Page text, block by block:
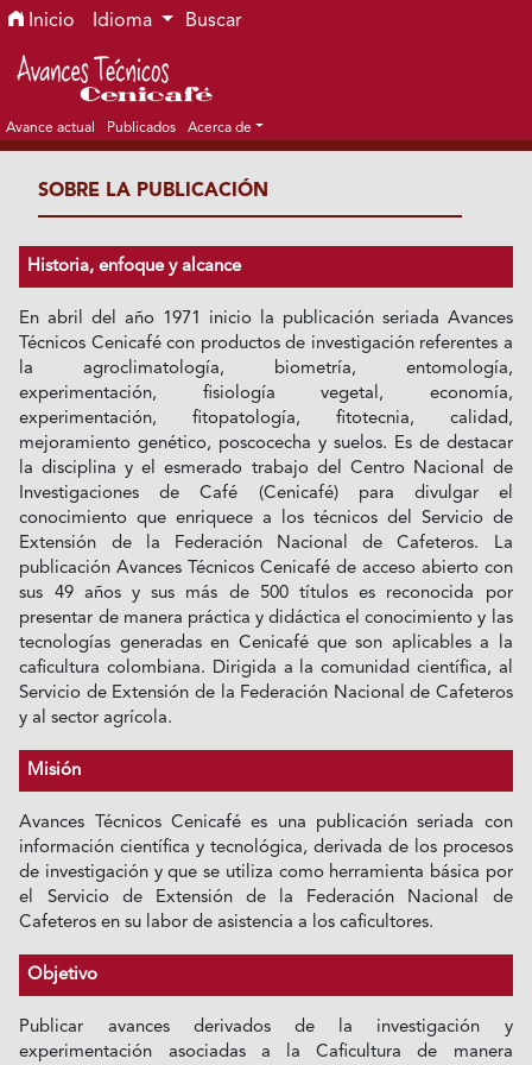
Ir al menú de navegación principal
Ir al contenido principal
Ir al pie de página del sitio
Inicio Idioma Buscar
Avance actual Publicados Acerca de
SOBRE LA PUBLICACIÓN
Historia, enfoque y alcance
En abril del año 1971 inicio la publicación seriada Avances
Técnicos Cenicafé con productos de investigación referentes a
la agroclimatología, biometría, entomología,
experimentación, fisiología vegetal, economía,
experimentación, fitopatología, fitotecnia, calidad,
mejoramiento genético, poscocecha y suelos. Es de destacar
la disciplina y el esmerado trabajo del Centro Nacional de
Investigaciones de Café (Cenicafé) para divulgar el
conocimiento que enriquece a los técnicos del Servicio de
Extensión de la Federación Nacional de Cafeteros. La
publicación Avances Técnicos Cenicafé de acceso abierto con
sus 49 años y sus más de 500 títulos es reconocida por
presentar de manera práctica y didáctica el conocimiento y las
tecnologías generadas en Cenicafé que son aplicables a la
caficultura colombiana. Dirigida a la comunidad científica, al
Servicio de Extensión de la Federación Nacional de Cafeteros
y al sector agrícola.
Misión
Avances Técnicos Cenicafé es una publicación seriada con
información científica y tecnológica, derivada de los procesos
de investigación y que se utiliza como herramienta básica por
el Servicio de Extensión de la Federación Nacional de
Cafeteros en su labor de asistencia a los caficultores.
Objetivo
Publicar avances derivados de la investigación y
experimentación asociadas a la Caficultura de manera